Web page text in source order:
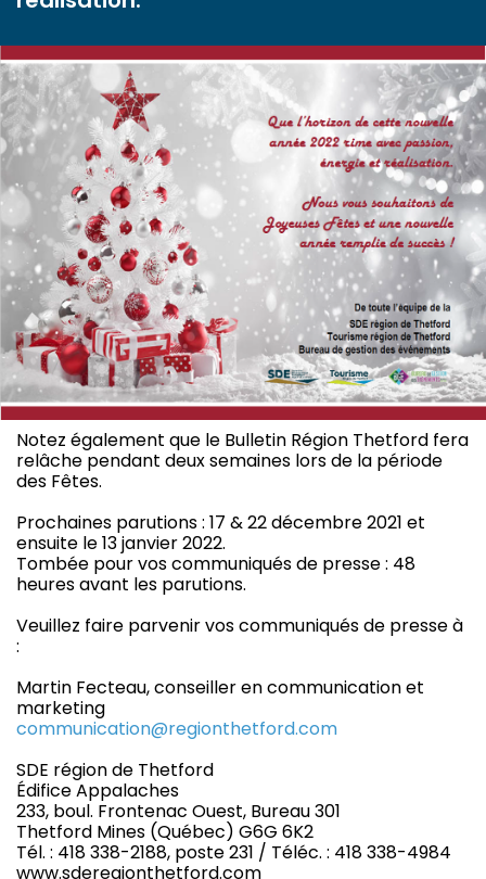
Notez également que le Bulletin Région Thetford fera
relâche pendant deux semaines lors de la période
des Fêtes.
Prochaines parutions : 17 & 22 décembre 2021 et
ensuite le 13 janvier 2022.
Tombée pour vos communiqués de presse : 48
heures avant les parutions.
Veuillez faire parvenir vos communiqués de presse à
:
Martin Fecteau, conseiller en communication et
marketing
communication@regionthetford.com
SDE région de Thetford
Édifice Appalaches
233, boul. Frontenac Ouest, Bureau 301
Thetford Mines (Québec) G6G 6K2
Tél. : 418 338-2188, poste 231 / Téléc. : 418 338-4984
www.sderegionthetford.com